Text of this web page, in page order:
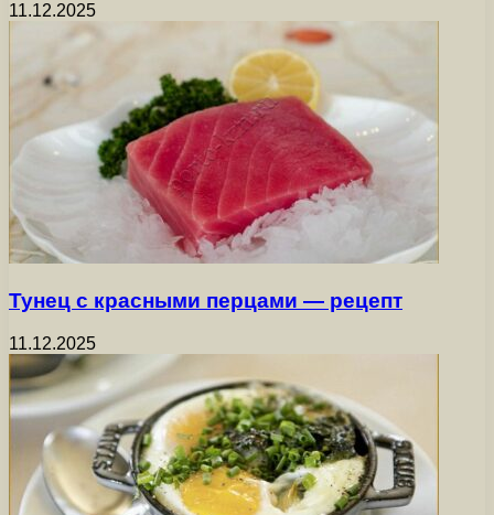
11.12.2025
Тунец с красными перцами — рецепт
11.12.2025